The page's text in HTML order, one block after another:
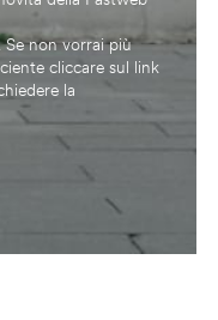
Se non vorrai più
cliccare sul link
la